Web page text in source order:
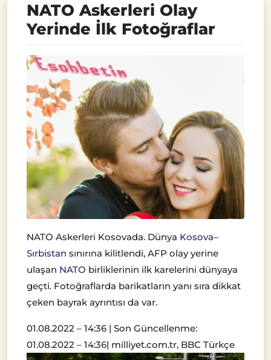
NATO Askerleri Olay
Yerinde İlk Fotoğraflar
NATO Askerleri Kosovada. Dünya Kosova–
Sırbistan sınırına kilitlendi, AFP olay yerine
ulaşan NATO birliklerinin ilk karelerini dünyaya
geçti. Fotoğraflarda barikatların yanı sıra dikkat
çeken bayrak ayrıntısı da var.
01.08.2022 – 14:36 | Son Güncellenme:
01.08.2022 – 14:36| milliyet.com.tr, BBC Türkçe